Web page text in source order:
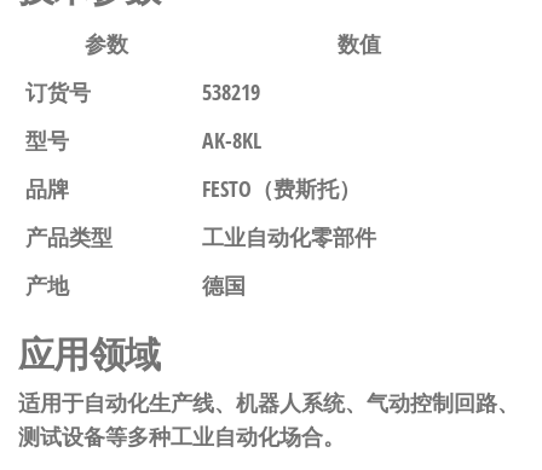
参数
数值
订货号
538219
型号
AK-8KL
品牌
FESTO（费斯托）
产品类型
工业自动化零部件
产地
德国
应用领域
适用于自动化生产线、机器人系统、气动控制回路、
测试设备等多种工业自动化场合。